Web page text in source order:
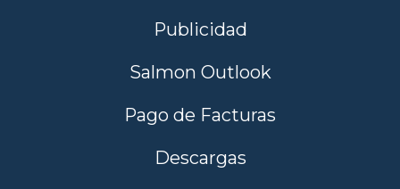
Publicidad
Salmon Outlook
Pago de Facturas
Descargas